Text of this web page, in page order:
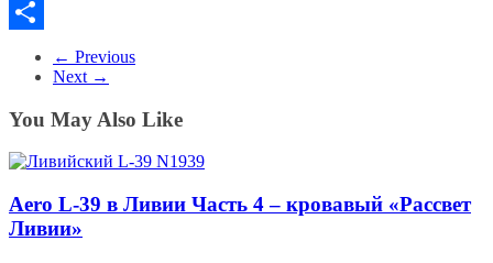
Blogger
← Previous
Next →
You May Also Like
Aero L-39 в Ливии Часть 4 – кровавый «Рассвет
Ливии»